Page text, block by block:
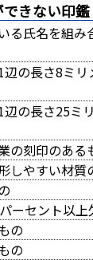
きない印鑑
る氏名を組み
の長さ8ミ
の長さ25ミ
の刻印のある
しやすい材質
ーセント以上
の
の